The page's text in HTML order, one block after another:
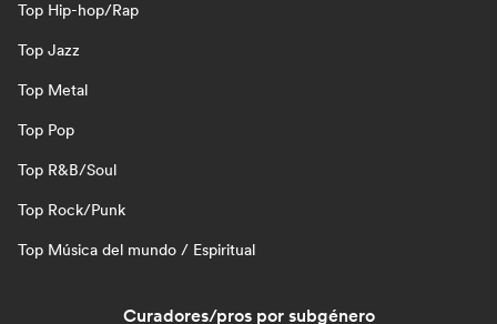
Top Hip-hop/Rap
Top Jazz
Top Metal
Top Pop
Top R&B/Soul
Top Rock/Punk
Top Música del mundo / Espiritual
Curadores/pros por subgénero